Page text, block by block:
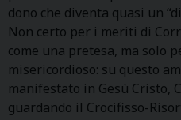
dono che diventa quasi un
Non certo per i meriti di
come una pretesa, ma solo
misericordioso: su questo
manifestato in Gesù Cristo,
guardando il Crocifisso-